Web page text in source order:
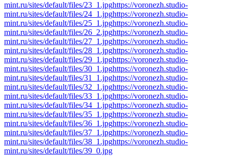
mint.ru/sites/default/files/23_1.jpghttps://voronezh.studio-
mint.ru/sites/default/files/24_1.jpghttps://voronezh.studio-
mint.ru/sites/default/files/25_1.jpghttps://voronezh.studio-
mint.ru/sites/default/files/26_2.jpghttps://voronezh.studio-
mint.ru/sites/default/files/27_1.jpghttps://voronezh.studio-
mint.ru/sites/default/files/28_1.jpghttps://voronezh.studio-
mint.ru/sites/default/files/29_1.jpghttps://voronezh.studio-
mint.ru/sites/default/files/30_1.jpghttps://voronezh.studio-
mint.ru/sites/default/files/31_1.jpghttps://voronezh.studio-
mint.ru/sites/default/files/32_1.jpghttps://voronezh.studio-
mint.ru/sites/default/files/33_1.jpghttps://voronezh.studio-
mint.ru/sites/default/files/34_1.jpghttps://voronezh.studio-
mint.ru/sites/default/files/35_1.jpghttps://voronezh.studio-
mint.ru/sites/default/files/36_1.jpghttps://voronezh.studio-
mint.ru/sites/default/files/37_1.jpghttps://voronezh.studio-
mint.ru/sites/default/files/38_1.jpghttps://voronezh.studio-
mint.ru/sites/default/files/39_0.jpg